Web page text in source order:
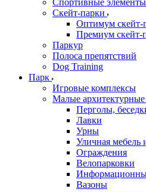
Спортивные
Скейт-парки
Оптимум скейт-
Премиум скейт-
Паркур
Полоса препятствий
Dog Training
Парк
Игровые комплексы
Малые
Перголы,
Лавки
Урны
Уличная мебель
Ограждения
Велопарковки
Вазоны